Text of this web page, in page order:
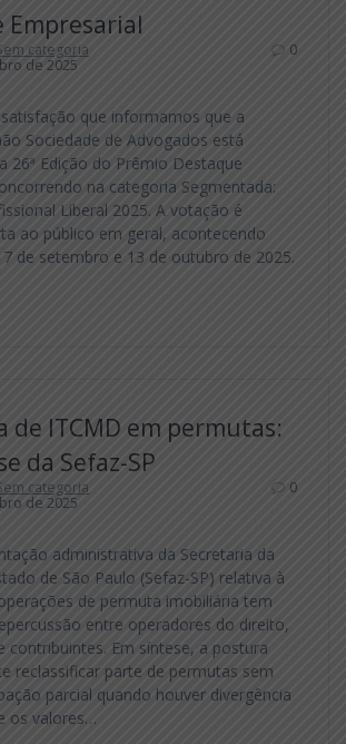
Empresarial
categoria
de 2025
0
que informamos que a
Sociedade de Advogados está
26ª Edição do Prêmio Destaque
na categoria Segmentada:
Liberal 2025. A votação é
ao público em geral, acontecendo
de setembro e 13 de outubro de 2025.
de ITCMD em permutas:
da Sefaz-SP
categoria
de 2025
0
administrativa da Secretaria da
de São Paulo (Sefaz-SP) relativa à
de permuta imobiliária tem
entre operadores do direito,
contribuintes. Em síntese, a postura
reclassificar parte de permutas sem
parcial quando houver divergência
os valores…